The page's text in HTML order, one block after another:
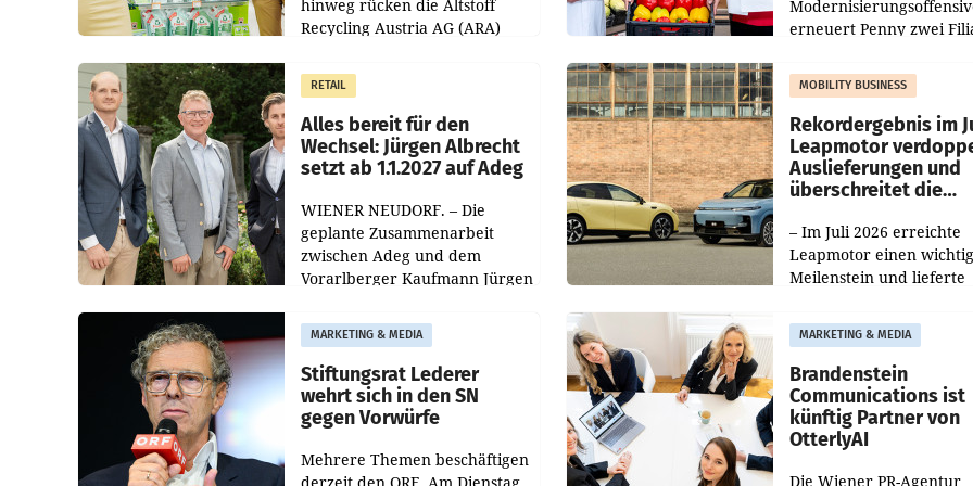
hinweg rücken die Altstoff
Recycling Austria AG (ARA)
Müller die Initiative „Kreislauf-
Helden“ in allen
österreichischen Müller-Filialen
erneuert Penny zwei
Die beiden Standorte
Haag sowie im rund
RETAIL
Alles bereit für den
Wechsel: Jürgen Albrecht
setzt ab 1.1.2027 auf Adeg
WIENER NEUDORF. – Die
geplante Zusammenarbeit
zwischen Adeg und dem
Vorarlberger Kaufmann Jürgen
freigegeben: Die
Bundeswettbewerbsbehörde
und der Bundeskartellanwalt
MOBILITY BUSINESS
Rekordergebnis im
Leapmotor
Auslieferungen und
überschreitet die
– Im Juli 2026 erreichte
Leapmotor einen
Meilenstein und lieferte
aus, womit sich das
gegenüber Juli 2025
verdoppelte (+102
MARKETING & MEDIA
Stiftungsrat Lederer
wehrt sich in den SN
gegen Vorwürfe
Mehrere Themen beschäftigen
MARKETING & MEDIA
Brandenstein
Communications ist
künftig Partner von
OtterlyAI
Die Wiener PR-Agentur